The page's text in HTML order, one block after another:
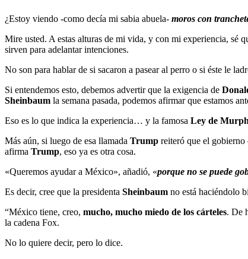
¿Estoy viendo -como decía mi sabia abuela- moros con
Mire usted. A estas alturas de mi vida, y con mi experiencia, sé
sirven para adelantar intenciones.
No son para hablar de si sacaron a pasear al perro o si éste le
Si entendemos esto, debemos advertir que la exigencia de
Sheinbaum la semana pasada, podemos afirmar que estamos
Eso es lo que indica la experiencia… y la famosa Ley de
Más aún, si luego de esa llamada Trump reiteró que el gobierno
afirma Trump, eso ya es otra cosa.
«Queremos ayudar a México», añadió, «porque no se puede
Es decir, cree que la presidenta Sheinbaum no está haciéndolo
“México tiene, creo, mucho, mucho miedo de los cárteles. De
la cadena Fox.
No lo quiere decir, pero lo dice.